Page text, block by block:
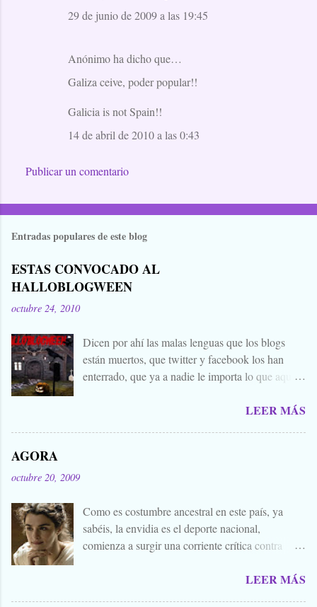
29 de junio de 2009 a las 19:45
Anónimo ha dicho que…
Galiza ceive, poder popular!!
Galicia is not Spain!!
14 de abril de 2010 a las 0:43
Publicar un comentario
Entradas populares de este blog
ESTAS CONVOCADO AL
HALLOBLOGWEEN
octubre 24, 2010
Dicen por ahí las malas lenguas que los blogs
están muertos, que twitter y facebook los han
enterrado, que ya a nadie le importa lo que aquí
levantar nuestros blogs, sean vivos, muertos, o
convoco a todos, amigos, conocidos, amigos de
amigos, blogueros en general. Cuéntanos tu
historia para morirnos de miedo este largo fin de
Aquella que te contaba tu abuela, la del
LEER MÁS
AGORA
octubre 20, 2009
Como es costumbre ancestral en este país, ya
sabéis, la envidia es el deporte nacional,
comienza a surgir una corriente crítica contra
estreno de su última película. Y es que hay que
LEER MÁS